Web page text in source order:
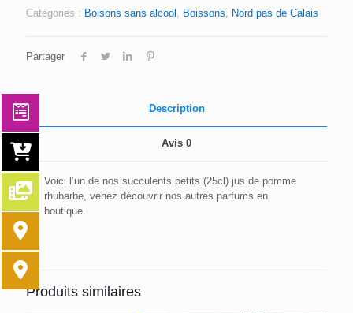
POMME
Catégories : Boisons sans alcool Boissons Nord pas de Calais
Partager
Description
Avis 0
Voici l’un de nos succulents petits (25cl) jus de pomme
rhubarbe, venez découvrir nos autres parfums en
boutique.
Produits similaires